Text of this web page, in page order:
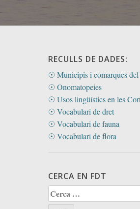
RECULLS DE DADES:
☉ Municipis i comarques del
☉ Onomatopeies
☉ Usos lingüístics en les
☉ Vocabulari de dret
☉ Vocabulari de fauna
☉ Vocabulari de flora
CERCA EN FDT
Cerca: